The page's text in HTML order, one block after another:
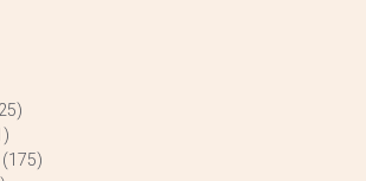
(175)